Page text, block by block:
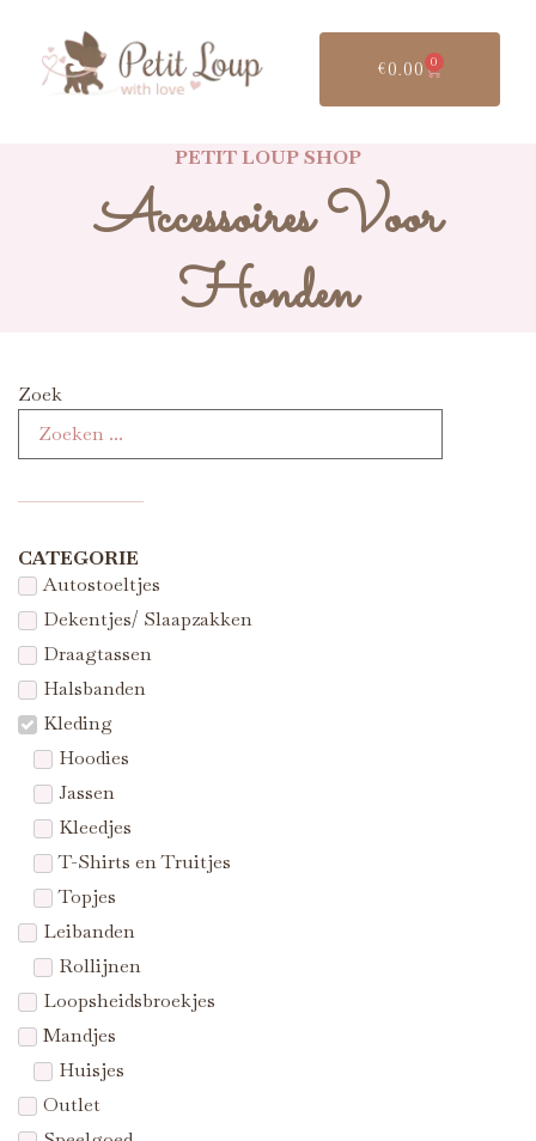
€0.00 0
PETIT LOUP SHOP
Accessoires Voor
Honden
Zoek
CATEGORIE
Autostoeltjes
Dekentjes/ Slaapzakken
Draagtassen
Halsbanden
Kleding
Hoodies
Jassen
Kleedjes
T-Shirts en Truitjes
Topjes
Leibanden
Rollijnen
Loopsheidsbroekjes
Mandjes
Huisjes
Outlet